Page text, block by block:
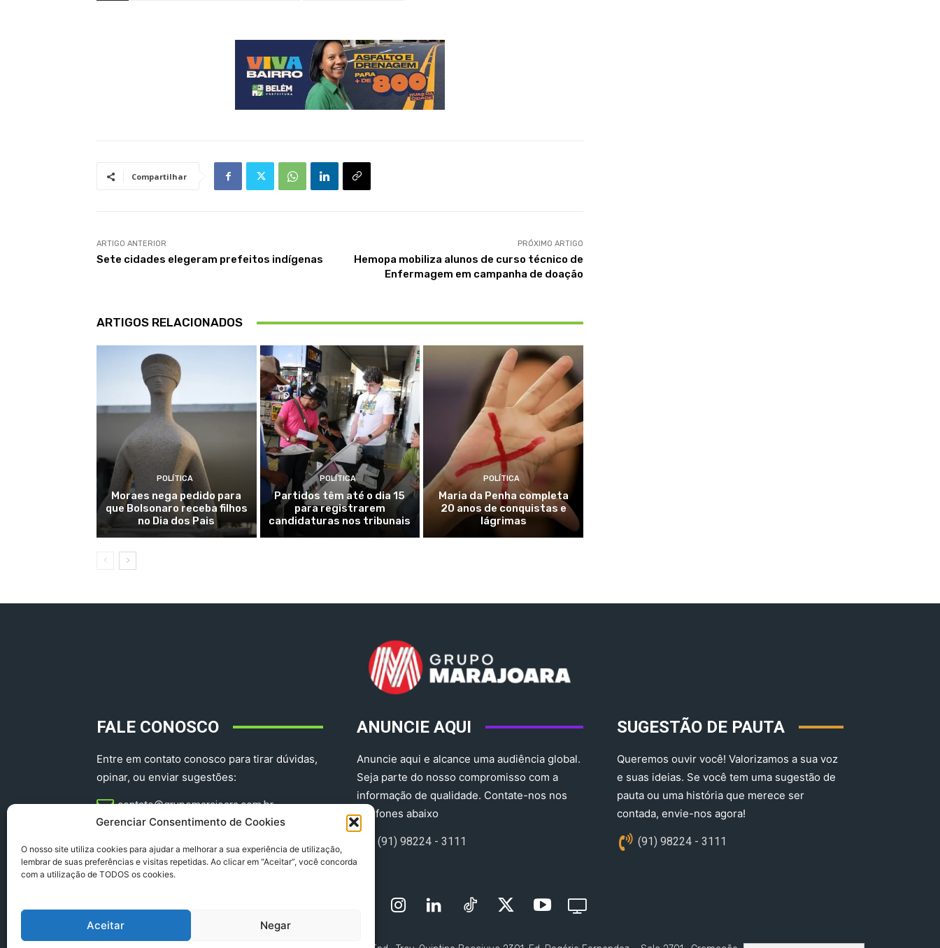
Gerenciar Consentimento de Cookies
O nosso site utiliza cookies para ajudar a melhorar a sua experiência de utilização,
lembrar de suas preferências e visitas repetidas. Ao clicar em “Aceitar”, você concorda
com a utilização de TODOS os cookies.
Aceitar Negar
Compartilhar
ARTIGO ANTERIOR
Sete cidades elegeram prefeitos indígenas
PRÓXIMO ARTIGO
Hemopa mobiliza alunos de curso técnico de
Enfermagem em campanha de doação
ARTIGOS RELACIONADOS
POLÍTICA
Moraes nega pedido para
que Bolsonaro receba filhos
no Dia dos Pais
POLÍTICA
Partidos têm até o dia 15
para registrarem
candidaturas nos tribunais
POLÍTICA
Maria da Penha completa
20 anos de conquistas e
lágrimas
FALE CONOSCO
Entre em contato conosco para tirar dúvidas,
opinar, ou enviar sugestões:
contato@grupomarajoara.com.br
ANUNCIE AQUI
Anuncie aqui e alcance uma audiência global.
Seja parte do nosso compromisso com a
informação de qualidade. Contate-nos nos
telefones abaixo
(91) 98224 - 3111
SUGESTÃO DE PAUTA
Queremos ouvir você! Valorizamos a sua voz
e suas ideias. Se você tem uma sugestão de
pauta ou uma história que merece ser
contada, envie-nos agora!
(91) 98224 - 3111